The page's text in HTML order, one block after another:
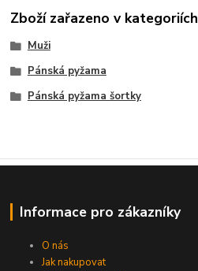
Zboží zařazeno v kategoriích
Muži
Pánská pyžama
Pánská pyžama šortky
Informace pro zákazníky
O nás
Jak nakupovat